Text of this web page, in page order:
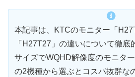
本記事は、KTCのモニター「
「H27T27」の違いについて徹底
サイズでWQHD解像度のモニタ
の2機種から選ぶとコスパ抜群な